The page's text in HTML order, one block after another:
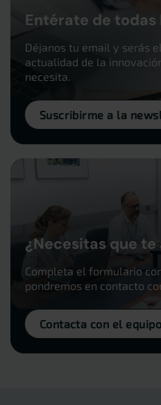
Entérate de todas
Déjanos tu email y serás
actualidad de la
necesita.
Suscribirme a la
¿Necesitas que te
Completa el formulario
pondremos en contacto
Contacta con el equipo